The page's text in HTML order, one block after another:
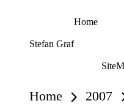
Stefan Graf
Home
Home 2007